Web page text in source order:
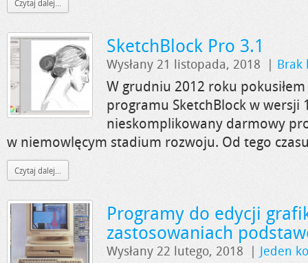
Czytaj dalej...
SketchBlock Pro 3.1
Wysłany 21 listopada, 2018 | Brak
W grudniu 2012 roku
programu SketchBlock w wersji
nieskomplikowany darmowy
w niemowlęcym stadium rozwoju. Od tego
Czytaj dalej...
Programy do edycji
zastosowaniach
Wysłany 22 lutego, 2018 | Jeden